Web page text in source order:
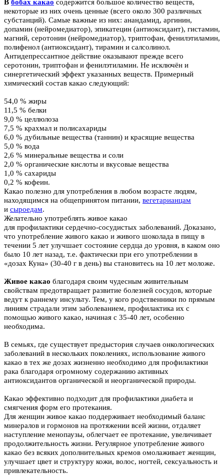
В бобах какао содержится большое количество веществ,
некоторые из них очень ценные (всего около 300 различных
субстанций). Самые важные из них: анандамид, аргинин,
допамин (нейромедиатор), эпикатецин (антиоксидант), гистамин,
магний, серотонин (нейромедиатор), триптофан, фенилэтиламин,
полифенол (антиоксидант), тирамин и салсолинол.
Антидепрессантное действие оказывают прежде всего
серотонин, триптофан и фенилэтиламин. Не исключён и
синергетический эффект указанных веществ. Примерный
химический состав какао следующий:
54,0 % жиры
11,5 % белки
9,0 % целлюлоза
7,5 % крахмал и полисахариды
6,0 % дубильные вещества (таннин) и красящие вещества
5,0 % вода
2,6 % минеральные вещества и соли
2,0 % органические кислоты и вкусовые вещества
1,0 % сахариды
0,2 % кофеин.
Какао полезно для употребления в любом возрасте людям,
находящимся на общепринятом питании, вегетарианцам
и сыроедам.
Желательно употреблять живое какао
для профилактики сердечно-сосудистых заболеваний. Доказано,
что употребление живого какао и живого шоколада в пищу в
течении 5 лет улучшает состояние сердца до уровня, в каком оно
было 10 лет назад, т.е. фактически при его употреблении в
«дозах Куна» (30-40 г в день) вы становитесь на 10 лет моложе.
Живое какао благодаря своим чудесным живительным
свойствам предотвращает развитие болезней сосудов, которые
ведут к раннему инсульту. Тем, у кого родственники по прямым
линиям страдали этим заболеванием, профилактика их с
помощью живого какао, начиная с 35-40 лет, особенно
необходима.
В семьях, где существует предыстория случаев онкологических
заболеваний в нескольких поколениях, использование живого
какао в тех же дозах жизненно необходимо для профилактики
рака благодаря огромному содержанию активных
антиоксидантов органической и неорганической природы.
Какао эффективно подходит для профилактики диабета и
смягчения форм его протекания.
Для женщин живое какао поддерживает необходимый баланс
минералов и гормонов на протяжении всей жизни, отдаляет
наступление менопаузы, облегчает ее протекание, увеличивает
продолжительность жизни. Регулярное употребление живого
какао без всяких дополнительных кремов омолаживает женщин,
улучшает цвет и структуру кожи, волос, ногтей, сексуальность и
привлекательность.